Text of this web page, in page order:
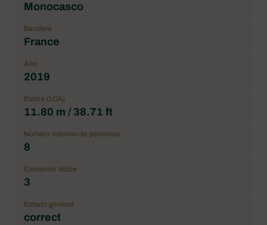
Monocasco
Bandera
France
Año
2019
Eslora (LOA)
11.80 m / 38.71 ft
Número máximo de personas
8
Camarote doble
3
Estado general
correct